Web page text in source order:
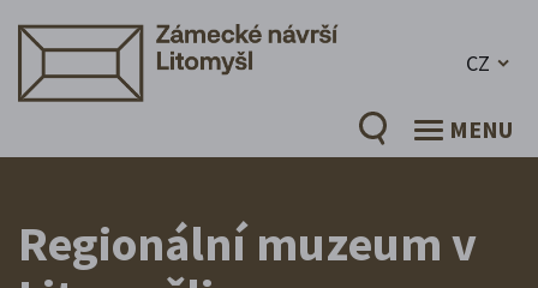
CZ
MENU
Regionální muzeum v